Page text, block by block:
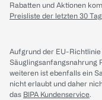
Rabatten und Aktionen
Preisliste der letzten 30
Aufgrund der EU-
Säuglingsanfangsnahrung
weiteren ist ebenfalls ein
nicht erlaubt und daher
das BIPA Kundenservice.